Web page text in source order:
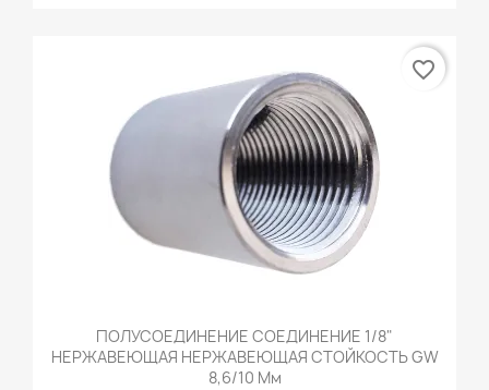
ПОЛУСОЕДИНЕНИЕ СОЕДИНЕНИЕ 1/8"
НЕРЖАВЕЮЩАЯ НЕРЖАВЕЮЩАЯ СТОЙКОСТЬ GW
8,6/10 Мм
favorite_border